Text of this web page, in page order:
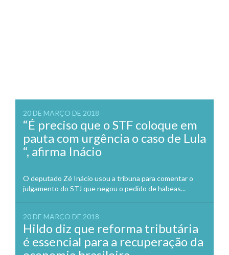
20 DE MARÇO DE 2018
“É preciso que o STF coloque em
pauta com urgência o caso de Lula
“, afirma Inácio
O deputado Zé Inácio usou a tribuna para comentar o
julgamento do STJ que negou o pedido de habeas...
20 DE MARÇO DE 2018
Hildo diz que reforma tributária
é essencial para a recuperação da